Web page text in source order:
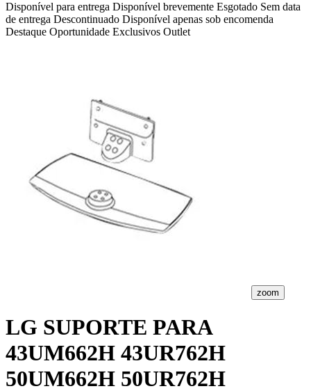
Disponível para entrega Disponível brevemente Esgotado Sem data
de entrega Descontinuado Disponível apenas sob encomenda
Destaque Oportunidade Exclusivos Outlet
zoom
LG SUPORTE PARA
43UM662H 43UR762H
50UM662H 50UR762H